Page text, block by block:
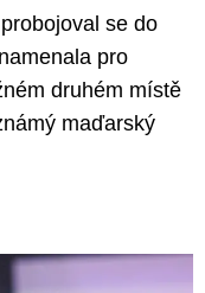
se do
pro
druhém místě
maďarský